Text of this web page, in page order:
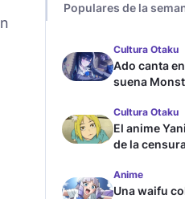
Populares de la
Cultura Otaku
Ado canta
suena
Cultura Otaku
El anime
de la
Anime
Una waifu